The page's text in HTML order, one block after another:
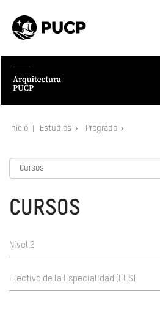
Inicio Estudios Pregrado
CURSOS
Nivel 2
Electivo de la Especialidad (EES)